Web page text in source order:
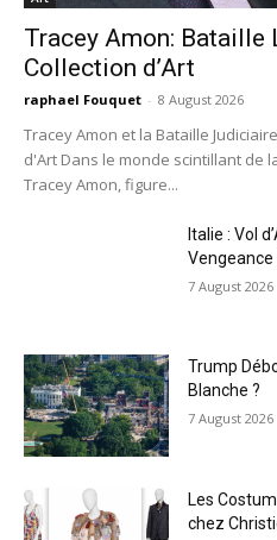
Tracey Amon: Bataille
Collection d’Art
raphael Fouquet - 8 August 2026
Tracey Amon et la Bataille
d'Art Dans le monde scintillant de
Tracey Amon, figure...
Italie : Vol
Vengeance
7 August 2026
Trump
Blanche ?
7 August 2026
Les
chez